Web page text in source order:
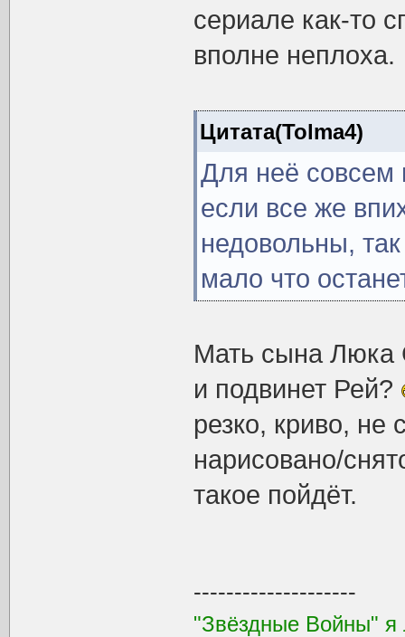
сериале как-то
вполне неплоха.
Цитата(Tolma4)
Для неё совсем
если все же
недовольны,
мало что
Мать сына Люка
и подвинет Рей?
резко, криво, не
нарисовано/
такое пойдёт.
--------------------
"Звёздные Войны" я